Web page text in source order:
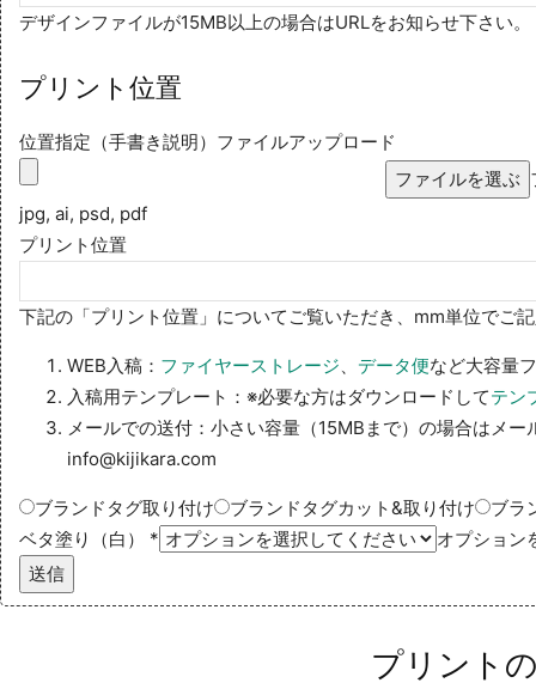
デザインファイルが15MB以上の場合はURLをお知らせ下さい。
プリント位置
位置指定（手書き説明）ファイルアップロード
ファイルを選ぶ
jpg, ai, psd, pdf
プリント位置
下記の「プリント位置」についてご覧いただき、mm単位で
WEB入稿： ファイヤーストレージ、 データ便など大容量
入稿用テンプレート：※必要な方はダウンロードしてテン
メールでの送付：小さい容量（15MBまで）の場合はメー
info@kijikara.com
ブランドタグ取り付け ブランドタグカット&取り付け
ブラ
ベタ塗り（白） *
オプション
送信
プリント